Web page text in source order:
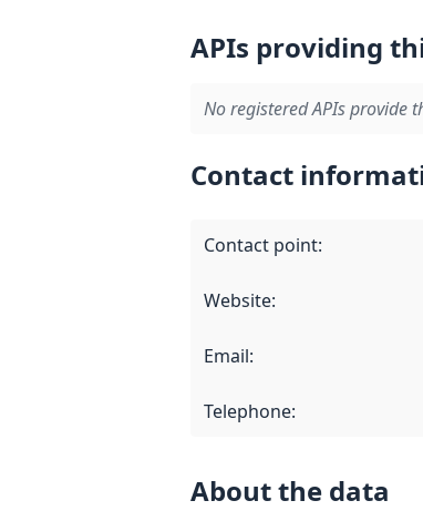
APIs providing
No registered APIs provide
Contact
Contact point:
Website:
Email:
Telephone:
About the data